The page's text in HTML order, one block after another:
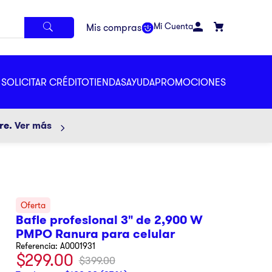
Mi Cuenta
SOLICITAR CRÉDITOTIENDASAYUDAPROMOCIONES
Ver más
Bafle profesional 3" de 2,900 W
PMPO Ranura para celular
Referencia:A0001931
$299.00 $399.00